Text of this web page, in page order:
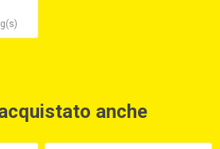
anche